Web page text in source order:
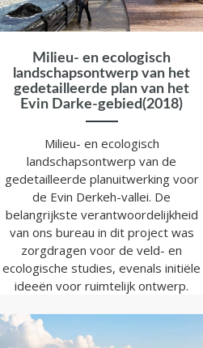
Milieu- en ecologisch
landschapsontwerp van het
gedetailleerde plan van het
Evin Darke-gebied(2018)
Milieu- en ecologisch
landschapsontwerp van de
gedetailleerde planuitwerking voor
de Evin Derkeh-vallei. De
belangrijkste verantwoordelijkheid
van ons bureau in dit project was
zorgdragen voor de veld- en
ecologische studies, evenals initiële
ideeën voor ruimtelijk ontwerp.